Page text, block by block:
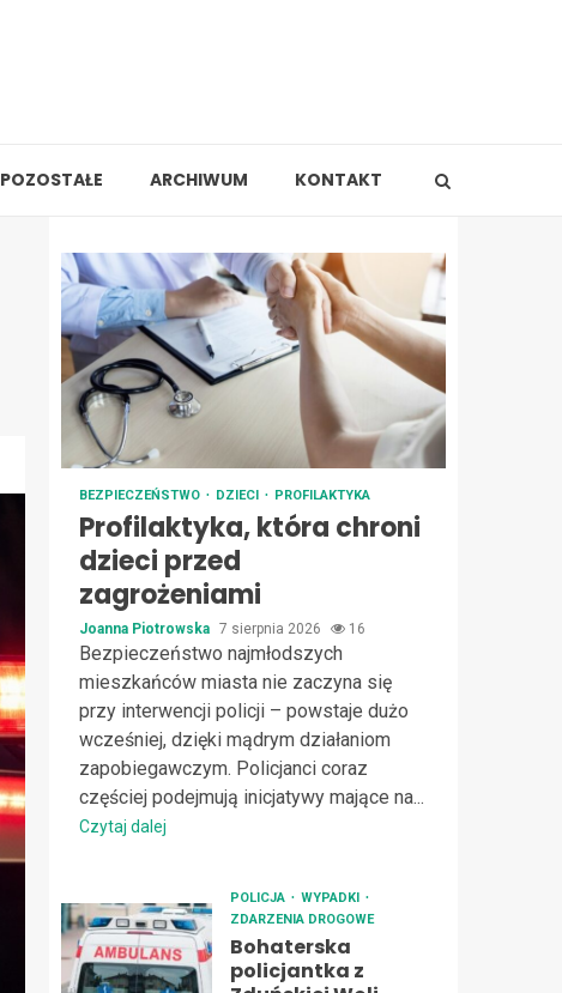
POZOSTAŁE ARCHIWUM KONTAKT
BEZPIECZEŃSTWO DZIECI PROFILAKTYKA
Profilaktyka, która chroni
dzieci przed
zagrożeniami
Joanna Piotrowska 7 sierpnia 2026 16
Bezpieczeństwo najmłodszych
mieszkańców miasta nie zaczyna się
przy interwencji policji – powstaje dużo
wcześniej, dzięki mądrym działaniom
zapobiegawczym. Policjanci coraz
częściej podejmują inicjatywy mające na...
Czytaj dalej
POLICJA
WYPADKI
ZDARZENIA DROGOWE
Bohaterska
policjantka z